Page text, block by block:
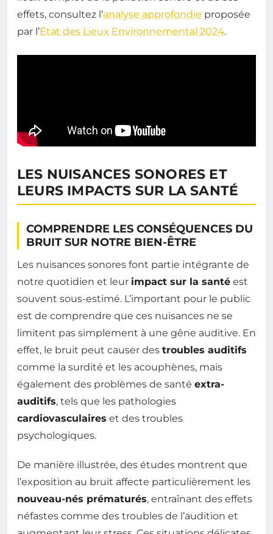
effets, consultez l’analyse approfondie proposée
par l’État des Lieux Environnemental 2024.
LES NUISANCES SONORES ET
LEURS IMPACTS SUR LA SANTÉ
COMPRENDRE LES CONSÉQUENCES DU
BRUIT SUR NOTRE BIEN-ÊTRE
Les nuisances sonores font partie intégrante de
notre quotidien et leur impact sur la santé est
souvent sous-estimé. L’important pour le public
est de comprendre que ces nuisances ne se
limitent pas simplement à une gêne auditive. En
effet, le bruit peut causer des troubles auditifs
comme la surdité et les acouphènes, mais
également des problèmes de santé extra-
auditifs, tels que les pathologies
cardiovasculaires et des troubles
psychologiques.
De manière illustrée, des études montrent que
l’exposition au bruit affecte particulièrement les
nouveau-nés prématurés, entraînant des effets
néfastes comme des troubles de l’audition et